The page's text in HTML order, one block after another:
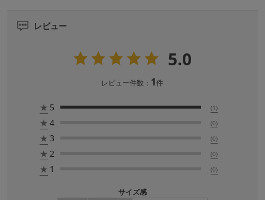
レビュー
5.0
レビュー件数： 1件
★ 5 (1)
★ 4 (0)
★ 3 (0)
★ 2 (0)
★ 1 (0)
サイズ感